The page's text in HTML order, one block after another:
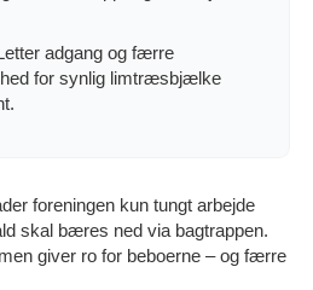
adgang og færre
for synlig limtræsbjælke
foreningen kun tungt arbejde
skal bæres ned via bagtrappen.
giver ro for beboerne – og færre